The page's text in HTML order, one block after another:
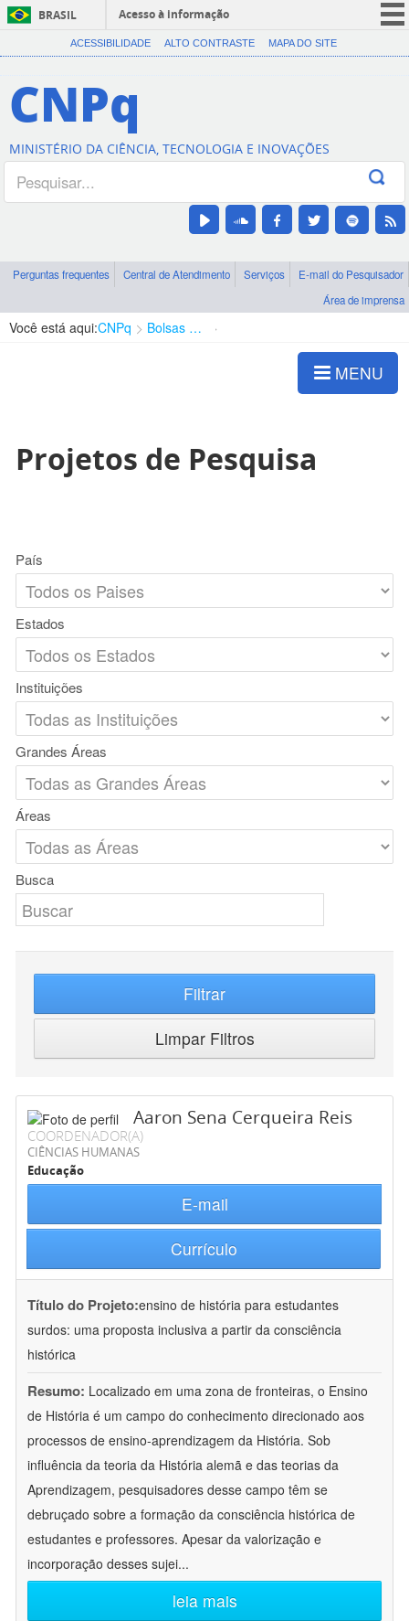
BRASIL
Acesso à informação
CORONAVÍRUS (COVID-19)
Canais
ACESSIBILIDADE ALTO CONTRASTE MAPA DO SITE
CNPq
MINISTÉRIO DA CIÊNCIA, TECNOLOGIA E INOVAÇÕES
Perguntas frequentes Central de Atendimento Serviços
E-mail do Pesquisador
Área de imprensa
Você está aqui:CNPq Bolsas e Auxílios Vigentes
MENU
Projetos de Pesquisa
País
Estados
Instituições
Grandes Áreas
Áreas
Busca
Filtrar
Limpar Filtros
Aaron Sena Cerqueira Reis
COORDENADOR(A)
CIÊNCIAS HUMANAS
Educação
E-mail
Currículo
Título do Projeto:ensino de história para estudantes
surdos: uma proposta inclusiva a partir da consciência
histórica
Resumo: Localizado em uma zona de fronteiras, o Ensino
de História é um campo do conhecimento direcionado aos
processos de ensino-aprendizagem da História. Sob
influência da teoria da História alemã e das teorias da
Aprendizagem, pesquisadores desse campo têm se
debruçado sobre a formação da consciência histórica de
estudantes e professores. Apesar da valorização e
incorporação desses sujei...
leia mais